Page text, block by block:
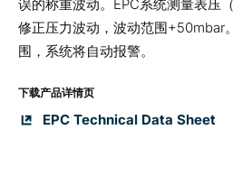
误的称重波动。EPC系统测量表压
修正压力波动，波动范围+50mbar
围，系统将自动报警。
下载产品详情页
EPC Technical Data Sheet